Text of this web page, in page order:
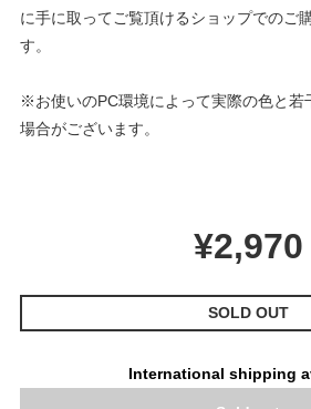
に手に取ってご覧頂けるショップでのご
す。
※お使いのPC環境によって実際の色と若
場合がございます。
¥2,970
SOLD OUT
International shipping